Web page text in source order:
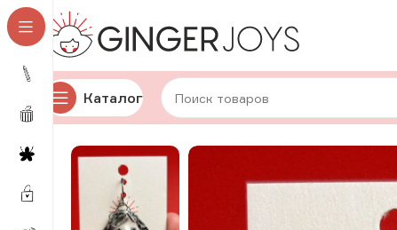
Каталог
Главная Украшения Кулоны Керамические кулоны